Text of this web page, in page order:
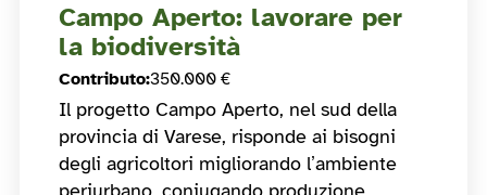
Campo Aperto: lavorare per
la biodiversità
Contributo:350.000 €
Il progetto Campo Aperto, nel sud della
provincia di Varese, risponde ai bisogni
degli agricoltori migliorando l’ambiente